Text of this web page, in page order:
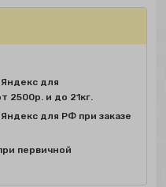
для
2500р. и до 21кг.
для РФ при заказе
первичной